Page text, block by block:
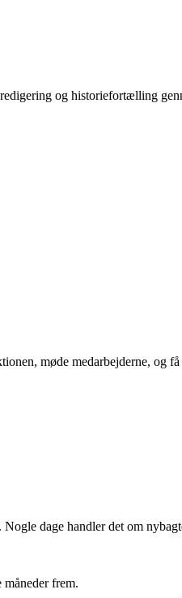
og historiefortælling
møde medarbejderne, og
dage handler det om
frem.